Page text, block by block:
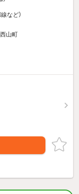
など）
山町